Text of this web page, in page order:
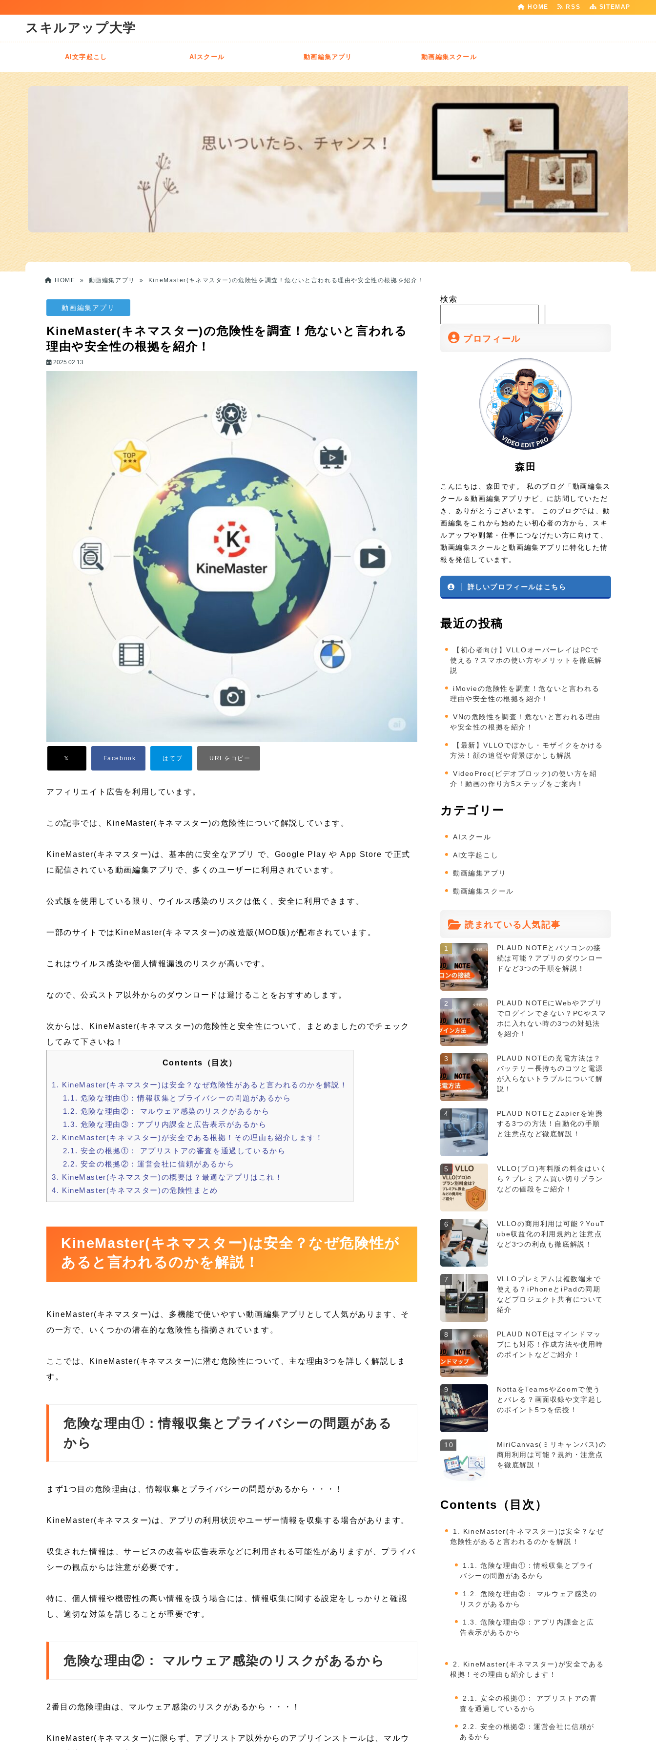
SITEMAP
RSS
HOME
スキルアップ大学
Al文字起こし AIスクール 動画編集アプリ 動画編集スクール
HOME » 動画編集アプリ » KineMaster(キネマスター)の危険性を調査！危ないと言われる理由や安全性の根拠を紹介！
動画編集アプリ
KineMaster(キネマスター)の危険性を調査！危ないと言われる
理由や安全性の根拠を紹介！
2025.02.13
アフィリエイト広告を利用しています。
この記事では、KineMaster(キネマスター)の危険性について解説しています。
KineMaster(キネマスター)は、基本的に安全なアプリ で、Google Play や​​ App Store で正式
に配信されている動画編集アプリで、多くのユーザーに利用されています。
公式版を使用している限り、ウイルス感染のリスクは低く、安全に利用できます。
一部のサイトではKineMaster(キネマスター)の改造版(MOD版)が配布されています。
これはウイルス感染や個人情報漏洩のリスクが高いです。
なので、公式ストア以外からのダウンロードは避けることをおすすめします。
次からは、KineMaster(キネマスター)の危険性と安全性について、まとめましたのでチェック
してみて下さいね！
Contents（目次）
1. KineMaster(キネマスター)は安全？なぜ危険性があると言われるのかを解説！
1.1. 危険な理由①：情報収集とプライバシーの問題があるから
1.2. 危険な理由②： マルウェア感染のリスクがあるから
1.3. 危険な理由③：アプリ内課金と広告表示があるから
2. KineMaster(キネマスター)が安全である根拠！その理由も紹介します！
2.1. 安全の根拠①： アプリストアの審査を通過しているから
2.2. 安全の根拠②：運営会社に信頼があるから
3. KineMaster(キネマスター)の概要は？最適なアプリはこれ！
4. KineMaster(キネマスター)の危険性まとめ
KineMaster(キネマスター)は安全？なぜ危険性が
あると言われるのかを解説！
KineMaster(キネマスター)は、多機能で使いやすい動画編集アプリとして人気があります、そ
の一方で、いくつかの潜在的な危険性も指摘されています。
ここでは、KineMaster(キネマスター)に潜む危険性について、主な理由3つを詳しく解説しま
す。
危険な理由①：情報収集とプライバシーの問題がある
から
まず1つ目の危険理由は、情報収集とプライバシーの問題があるから・・・！
KineMaster(キネマスター)は、アプリの利用状況やユーザー情報を収集する場合があります。
収集された情報は、サービスの改善や広告表示などに利用される可能性がありますが、プライバ
シーの観点からは注意が必要です。
特に、個人情報や機密性の高い情報を扱う場合には、情報収集に関する設定をしっかりと確認
し、適切な対策を講じることが重要です。
危険な理由②： マルウェア感染のリスクがあるから
2番目の危険理由は、マルウェア感染のリスクがあるから・・・！
KineMaster(キネマスター)に限らず、アプリストア以外からのアプリインストールは、マルウ
検索
プロフィール
森田
こんにちは、森田です。 私のブログ「動画編集ス
クール＆動画編集アプリナビ」に訪問していただ
き、ありがとうございます。 このブログでは、動
画編集をこれから始めたい初心者の方から、スキ
ルアップや副業・仕事につなげたい方に向けて、
動画編集スクールと動画編集アプリに特化した情
報を発信しています。
詳しいプロフィールはこちら
最近の投稿
【初心者向け】VLLOオーバーレイはPCで
使える？スマホの使い方やメリットを徹底解
説
iMovieの危険性を調査！危ないと言われる
理由や安全性の根拠を紹介！
VNの危険性を調査！危ないと言われる理由
や安全性の根拠を紹介！
【最新】VLLOでぼかし・モザイクをかける
方法！顔の追従や背景ぼかしも解説
VideoProc(ビデオプロック)の使い方を紹
介！動画の作り方5ステップをご案内！
カテゴリー
AIスクール
Al文字起こし
動画編集アプリ
動画編集スクール
読まれている人気記事
1
PLAUD NOTEとパソコンの接
続は可能？アプリのダウンロー
ドなど3つの手順を解説！
2
PLAUD NOTEにWebやアプリ
でログインできない？PCやスマ
ホに入れない時の3つの対処法
を紹介！
3
PLAUD NOTEの充電方法は？
バッテリー長持ちのコツと電源
が入らないトラブルについて解
説！
4
PLAUD NOTEとZapierを連携
する3つの方法！自動化の手順
と注意点など徹底解説！
5
VLLO(ブロ)有料版の料金はいく
ら？プレミアム買い切りプラン
などの値段をご紹介！
6
VLLOの商用利用は可能？YouT
ube収益化の利用規約と注意点
など3つの利点も徹底解説！
7
VLLOプレミアムは複数端末で
使える？iPhoneとiPadの同期
などプロジェクト共有について
紹介
8
PLAUD NOTEはマインドマッ
プにも対応！作成方法や使用時
のポイントなどご紹介！
9
NottaをTeamsやZoomで使う
とバレる？画面収録や文字起し
のポイント5つを伝授！
10
MiriCanvas(ミリキャンバス)の
商用利用は可能？規約・注意点
を徹底解説！
Contents（目次）
1.
KineMaster(キネマスター)は安全？なぜ
危険性があると言われるのかを解説！
1.1.
危険な理由①：情報収集とプライ
バシーの問題があるから
1.2.
危険な理由②： マルウェア感染の
リスクがあるから
1.3.
危険な理由③：アプリ内課金と広
告表示があるから
2.
KineMaster(キネマスター)が安全である
根拠！その理由も紹介します！
2.1.
安全の根拠①： アプリストアの審
査を通過しているから
2.2.
安全の根拠②：運営会社に信頼が
あるから